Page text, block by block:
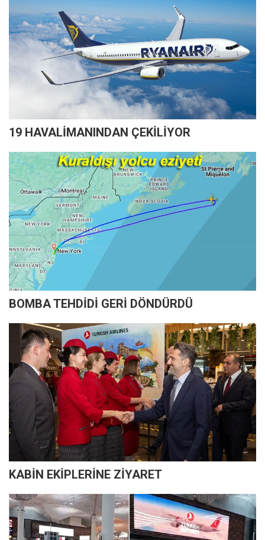
19 HAVALİMANINDAN ÇEKİLİYOR
BOMBA TEHDİDİ GERİ DÖNDÜRDÜ
KABİN EKİPLERİNE ZİYARET